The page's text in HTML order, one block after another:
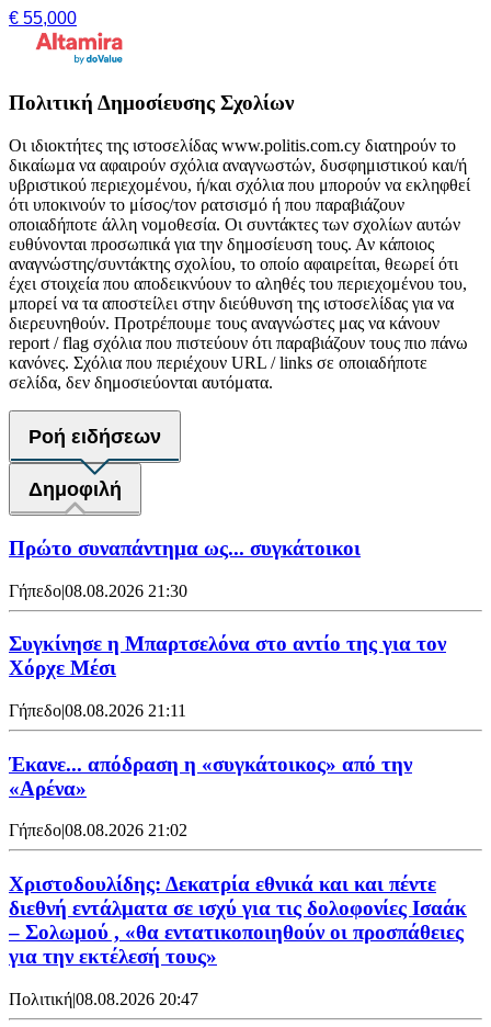
€ 55,000
Πολιτική Δημοσίευσης Σχολίων
Οι ιδιοκτήτες της ιστοσελίδας www.politis.com.cy διατηρούν το
δικαίωμα να αφαιρούν σχόλια αναγνωστών, δυσφημιστικού και/ή
υβριστικού περιεχομένου, ή/και σχόλια που μπορούν να εκληφθεί
ότι υποκινούν το μίσος/τον ρατσισμό ή που παραβιάζουν
οποιαδήποτε άλλη νομοθεσία. Οι συντάκτες των σχολίων αυτών
ευθύνονται προσωπικά για την δημοσίευση τους. Αν κάποιος
αναγνώστης/συντάκτης σχολίου, το οποίο αφαιρείται, θεωρεί ότι
έχει στοιχεία που αποδεικνύουν το αληθές του περιεχομένου του,
μπορεί να τα αποστείλει στην διεύθυνση της ιστοσελίδας για να
διερευνηθούν. Προτρέπουμε τους αναγνώστες μας να κάνουν
report / flag σχόλια που πιστεύουν ότι παραβιάζουν τους πιο πάνω
κανόνες. Σχόλια που περιέχουν URL / links σε οποιαδήποτε
σελίδα, δεν δημοσιεύονται αυτόματα.
Ροή ειδήσεων
Δημοφιλή
Πρώτο συναπάντημα ως... συγκάτοικοι
Γήπεδο|08.08.2026 21:30
Συγκίνησε η Μπαρτσελόνα στο αντίο της για τον
Χόρχε Μέσι
Γήπεδο|08.08.2026 21:11
Έκανε... απόδραση η «συγκάτοικος» από την
«Αρένα»
Γήπεδο|08.08.2026 21:02
Χριστοδουλίδης: Δεκατρία εθνικά και και πέντε
διεθνή εντάλματα σε ισχύ για τις δολοφονίες Ισαάκ
– Σολωμού , «θα εντατικοποιηθούν οι προσπάθειες
για την εκτέλεσή τους»
Πολιτική|08.08.2026 20:47